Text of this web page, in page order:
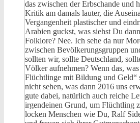
das zwischen der Erbschande und
Kritik am damals lauter, die
Vergangenheit plastischer und
Arabien guckst, was siehst Du
Folklore? Nee. Ich sehe da nur
zwischen Bevölkerungsgruppen
sollten wir, sollte Deutschland,
Völker aufnehmen? Wenn das,
Flüchtlinge mit Bildung und Geld“
nicht sehen, was dann 2016 uns
gute dabei, natürlich auch reiche
irgendeinen Grund, um Flüchtling
locken Menschen wie Du, Ralf